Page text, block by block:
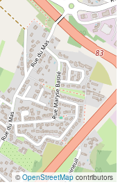
©OpenStreetMap contributors